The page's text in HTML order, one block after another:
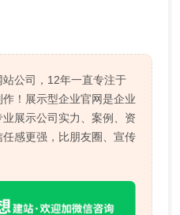
站公司，12年一直专注于
！展示型企业官网是企业
展示公司实力、案例、资
感更强，比朋友圈、宣传